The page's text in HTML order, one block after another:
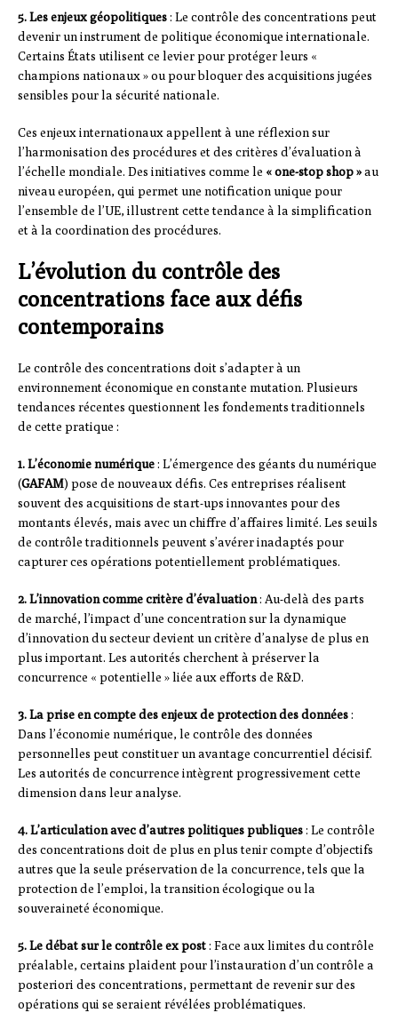
5. Les enjeux géopolitiques: Le contrôle des concentrations peut
devenir un instrument de politique économique internationale.
Certains États utilisent ce levier pour protéger leurs «
champions nationaux » ou pour bloquer des acquisitions jugées
sensibles pour la sécurité nationale.
Ces enjeux internationaux appellent à une réflexion sur
l’harmonisation des procédures et des critères d’évaluation à
l’échelle mondiale. Des initiatives comme le « one-stop shop »au
niveau européen, qui permet une notification unique pour
l’ensemble de l’UE, illustrent cette tendance à la simplification
et à la coordination des procédures.
L’évolution du contrôle des
concentrations face aux défis
contemporains
Le contrôle des concentrations doit s’adapter à un
environnement économique en constante mutation. Plusieurs
tendances récentes questionnent les fondements traditionnels
de cette pratique :
1. L’économie numérique: L’émergence des géants du numérique
(GAFAM) pose de nouveaux défis. Ces entreprises réalisent
souvent des acquisitions de start-ups innovantes pour des
montants élevés, mais avec un chiffre d’affaires limité. Les seuils
de contrôle traditionnels peuvent s’avérer inadaptés pour
capturer ces opérations potentiellement problématiques.
2. L’innovation comme critère d’évaluation: Au-delà des parts
de marché, l’impact d’une concentration sur la dynamique
d’innovation du secteur devient un critère d’analyse de plus en
plus important. Les autorités cherchent à préserver la
concurrence « potentielle » liée aux efforts de R&D.
3. La prise en compte des enjeux de protection des données:
Dans l’économie numérique, le contrôle des données
personnelles peut constituer un avantage concurrentiel décisif.
Les autorités de concurrence intègrent progressivement cette
dimension dans leur analyse.
4. L’articulation avec d’autres politiques publiques: Le contrôle
des concentrations doit de plus en plus tenir compte d’objectifs
autres que la seule préservation de la concurrence, tels que la
protection de l’emploi, la transition écologique ou la
souveraineté économique.
5. Le débat sur le contrôle ex post: Face aux limites du contrôle
préalable, certains plaident pour l’instauration d’un contrôle a
posteriori des concentrations, permettant de revenir sur des
opérations qui se seraient révélées problématiques.